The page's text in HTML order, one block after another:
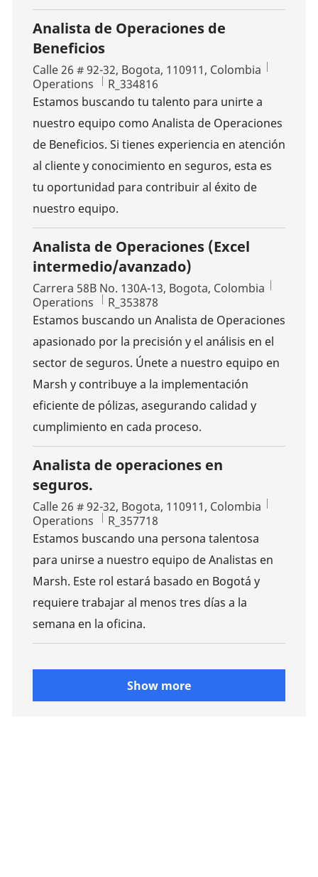
Analista de Operaciones de
Beneficios
Location
Calle 26 # 92-32, Bogota, 110911, Colombia
Category
Operations Job Id
R_334816
Estamos buscando tu talento para unirte a
nuestro equipo como Analista de Operaciones
de Beneficios. Si tienes experiencia en atención
al cliente y conocimiento en seguros, esta es
tu oportunidad para contribuir al éxito de
nuestro equipo.
Analista de Operaciones (Excel
intermedio/avanzado)
Location
Carrera 58B No. 130A-13, Bogota, Colombia
Category
Operations Job Id
R_353878
Estamos buscando un Analista de Operaciones
apasionado por la precisión y el análisis en el
sector de seguros. Únete a nuestro equipo en
Marsh y contribuye a la implementación
eficiente de pólizas, asegurando calidad y
cumplimiento en cada proceso.
Analista de operaciones en
seguros.
Location
Calle 26 # 92-32, Bogota, 110911, Colombia
Category
Operations Job Id
R_357718
Estamos buscando una persona talentosa
para unirse a nuestro equipo de Analistas en
Marsh. Este rol estará basado en Bogotá y
requiere trabajar al menos tres días a la
semana en la oficina.
Show more